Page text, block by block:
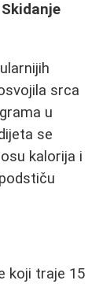
srca
u
se
kalorija i
koji traje 15